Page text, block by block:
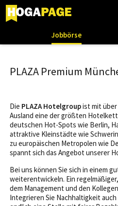
Jobbörse
PLAZA Premium
Die PLAZA Hotelgroupist mit über
Ausland eine der größten
deutschen Hot-Spots wie Berlin,
attraktive Kleinstädte wie
zu europäischen Metropolen wie
spannt sich das Angebot unserer
Bei uns können Sie sich in einem
weiterentwickeln. Ein
dem Management und den
Integrieren Sie Nachhaltigkeit